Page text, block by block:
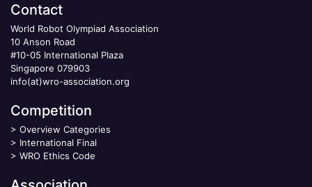
Contact
World Robot Olympiad Association
10 Anson Road
#10-05 International Plaza
Singapore 079903
info(at)wro-association.org
Competition
> Overview Categories
> International Final
> WRO Ethics Code